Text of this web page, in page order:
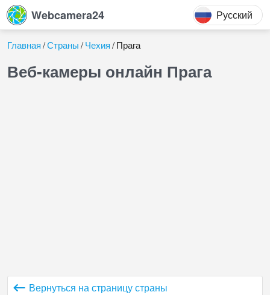
Webcamera24 Русский
Главная Страны Чехия Прага
Веб-камеры онлайн Прага
Вернуться на страницу страны